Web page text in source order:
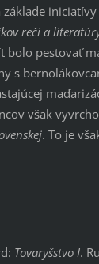
reči a
bolo pestovať
s
však
. To je
Tovaryšstvo I.